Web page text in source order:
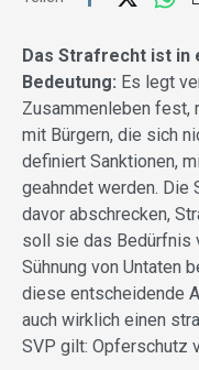
Das Strafrecht ist in
Bedeutung: Es legt
Zusammenleben fest,
mit Bürgern, die sich
definiert Sanktionen,
geahndet werden.
davor abschrecken,
soll sie das Bedürfnis
Sühnung von Untaten
diese entscheidende
auch wirklich einen
SVP gilt: Opferschutz